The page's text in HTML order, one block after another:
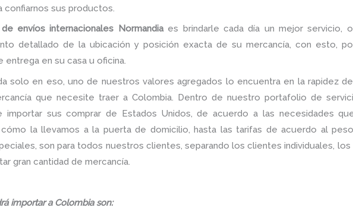
confiarnos sus productos.
envíos internacionales Normandiaes brindarle cada día un mejor servicio,
detallado de la ubicación y posición exacta de su mercancía, con esto,
en su casa u oficina.
solo en eso, uno de nuestros valores agregados lo encuentra en la rapidez
que necesite traer a Colombia. Dentro de nuestro portafolio de
sus comprar de Estados Unidos, de acuerdo a las necesidades
la llevamos a la puerta de domicilio, hasta las tarifas de acuerdo al peso
son para todos nuestros clientes, separando los clientes individuales,
gran cantidad de mercancía.
importar a Colombia son: